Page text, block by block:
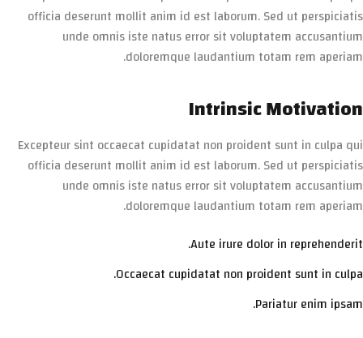
officia deserunt mollit anim id est laborum. Sed ut perspiciatis
unde omnis iste natus error sit voluptatem accusantium
doloremque laudantium totam rem aperiam.
Intrinsic Motivation
Excepteur sint occaecat cupidatat non proident sunt in culpa qui
officia deserunt mollit anim id est laborum. Sed ut perspiciatis
unde omnis iste natus error sit voluptatem accusantium
doloremque laudantium totam rem aperiam.
Aute irure dolor in reprehenderit.
Occaecat cupidatat non proident sunt in culpa.
Pariatur enim ipsam.